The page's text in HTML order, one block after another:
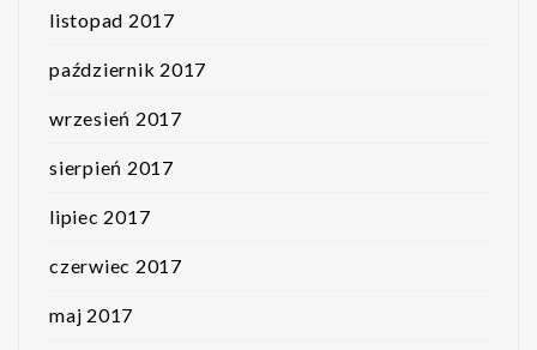
listopad 2017
październik 2017
wrzesień 2017
sierpień 2017
lipiec 2017
czerwiec 2017
maj 2017